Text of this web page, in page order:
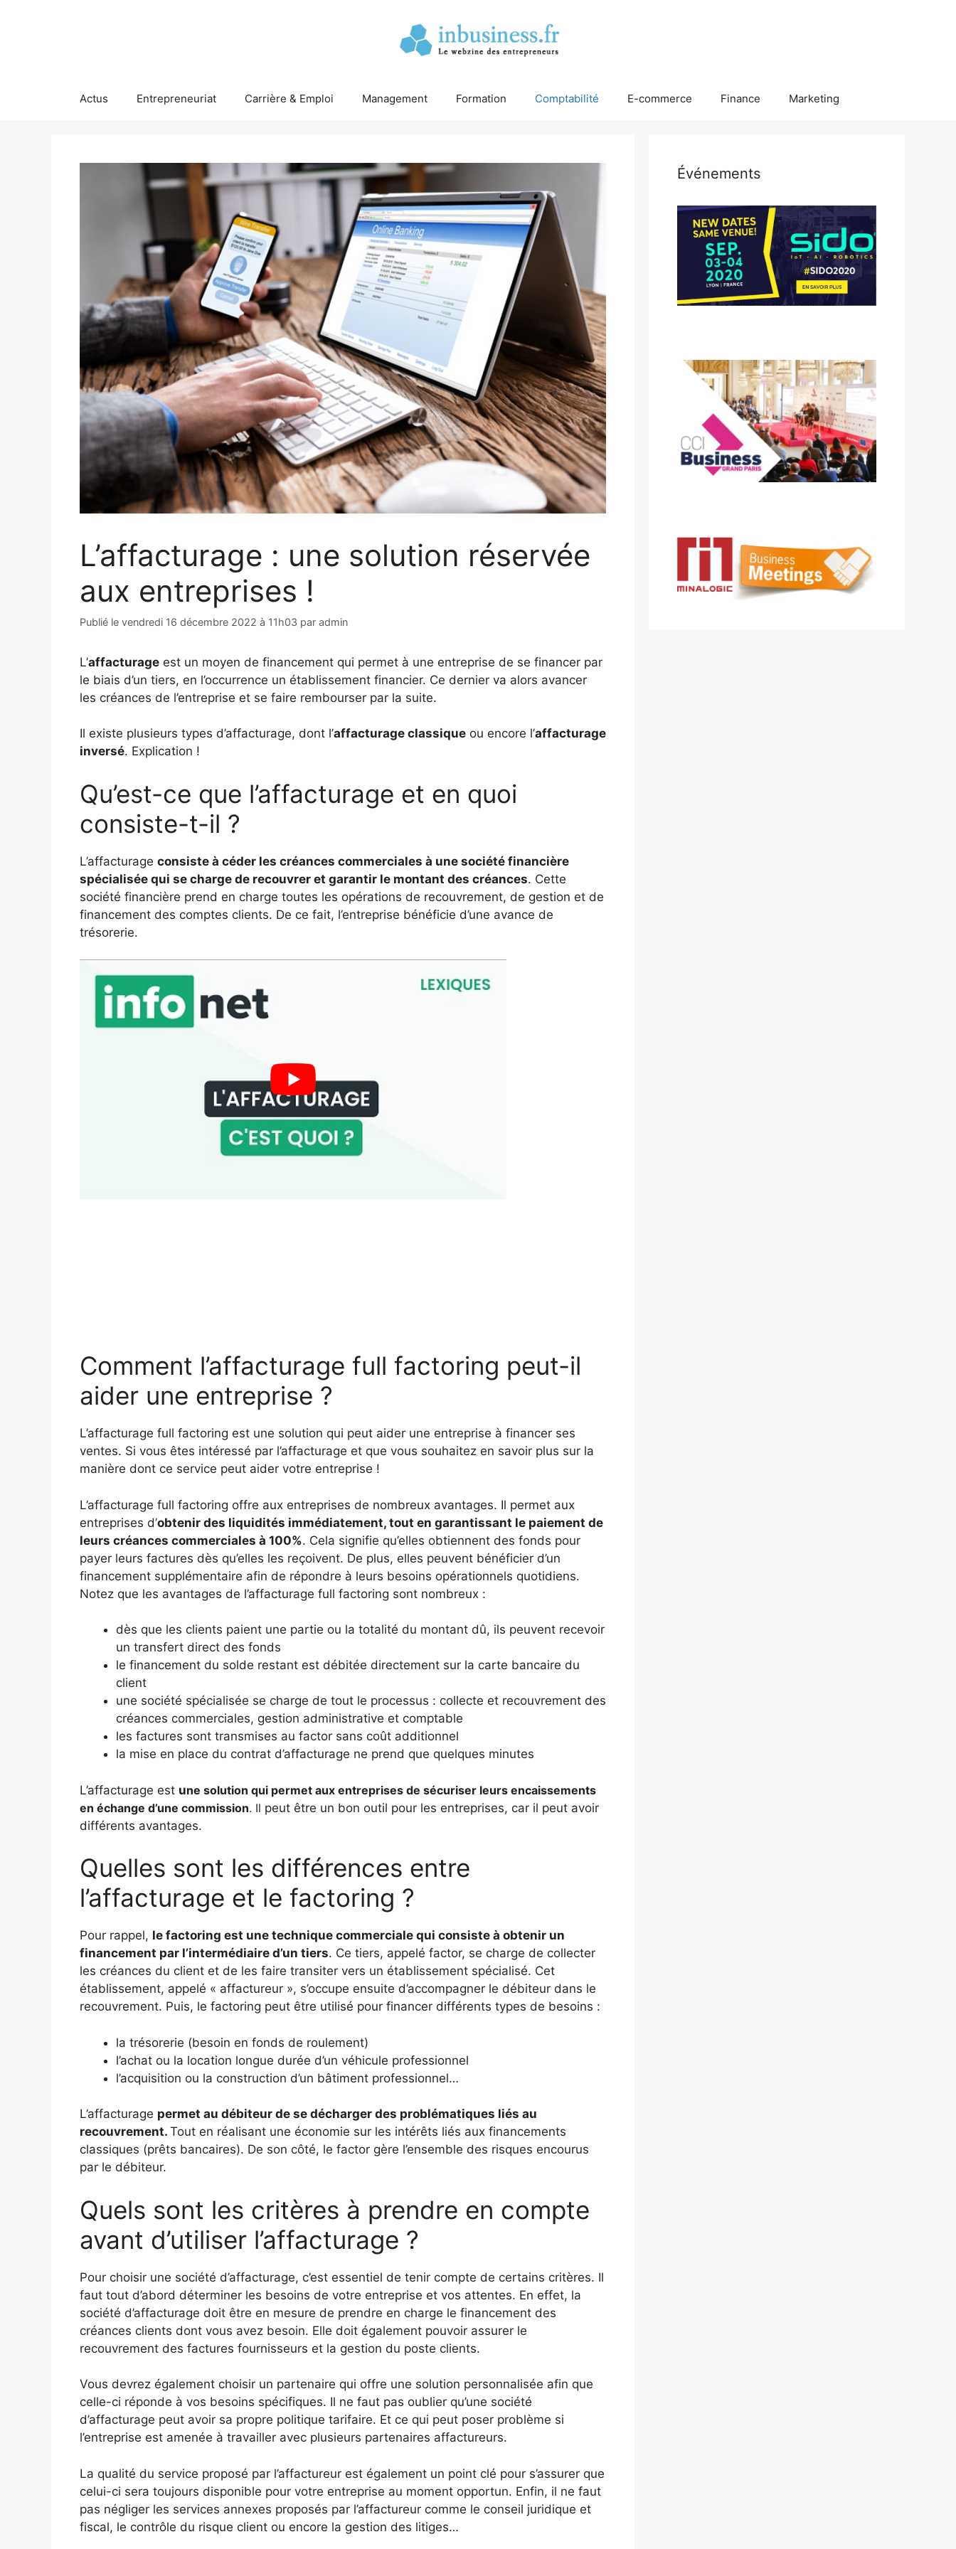
Actus Entrepreneuriat Carrière & Emploi Management Formation Comptabilité E-commerce Finance Marketing
L’affacturage : une solution réservée
aux entreprises !
Publié le vendredi 16 décembre 2022 à 11h03 par admin
L’affacturage est un moyen de financement qui permet à une entreprise de se financer par
le biais d’un tiers, en l’occurrence un établissement financier. Ce dernier va alors avancer
les créances de l’entreprise et se faire rembourser par la suite.
Il existe plusieurs types d’affacturage, dont l’affacturage classique ou encore l’affacturage
inversé. Explication !
Qu’est-ce que l’affacturage et en quoi
consiste-t-il ?
L’affacturage consiste à céder les créances commerciales à une société financière
spécialisée qui se charge de recouvrer et garantir le montant des créances. Cette
société financière prend en charge toutes les opérations de recouvrement, de gestion et de
financement des comptes clients. De ce fait, l’entreprise bénéficie d’une avance de
trésorerie.
Comment l’affacturage full factoring peut-il
aider une entreprise ?
L’affacturage full factoring est une solution qui peut aider une entreprise à financer ses
ventes. Si vous êtes intéressé par l’affacturage et que vous souhaitez en savoir plus sur la
manière dont ce service peut aider votre entreprise !
L’affacturage full factoring offre aux entreprises de nombreux avantages. Il permet aux
entreprises d’obtenir des liquidités immédiatement, tout en garantissant le paiement de
leurs créances commerciales à 100%. Cela signifie qu’elles obtiennent des fonds pour
payer leurs factures dès qu’elles les reçoivent. De plus, elles peuvent bénéficier d’un
financement supplémentaire afin de répondre à leurs besoins opérationnels quotidiens.
Notez que les avantages de l’affacturage full factoring sont nombreux :
dès que les clients paient une partie ou la totalité du montant dû, ils peuvent recevoir
un transfert direct des fonds
le financement du solde restant est débitée directement sur la carte bancaire du
client
une société spécialisée se charge de tout le processus : collecte et recouvrement des
créances commerciales, gestion administrative et comptable
les factures sont transmises au factor sans coût additionnel
la mise en place du contrat d’affacturage ne prend que quelques minutes
L’affacturage est une solution qui permet aux entreprises de sécuriser leurs encaissements
en échange d’une commission. Il peut être un bon outil pour les entreprises, car il peut avoir
différents avantages.
Quelles sont les différences entre
l’affacturage et le factoring ?
Pour rappel, le factoring est une technique commerciale qui consiste à obtenir un
financement par l’intermédiaire d’un tiers. Ce tiers, appelé factor, se charge de collecter
les créances du client et de les faire transiter vers un établissement spécialisé. Cet
établissement, appelé « affactureur », s’occupe ensuite d’accompagner le débiteur dans le
recouvrement. Puis, le factoring peut être utilisé pour financer différents types de besoins :
la trésorerie (besoin en fonds de roulement)
l’achat ou la location longue durée d’un véhicule professionnel
l’acquisition ou la construction d’un bâtiment professionnel…
L’affacturage permet au débiteur de se décharger des problématiques liés au
recouvrement. Tout en réalisant une économie sur les intérêts liés aux financements
classiques (prêts bancaires). De son côté, le factor gère l’ensemble des risques encourus
par le débiteur.
Quels sont les critères à prendre en compte
avant d’utiliser l’affacturage ?
Pour choisir une société d’affacturage, c’est essentiel de tenir compte de certains critères. Il
faut tout d’abord déterminer les besoins de votre entreprise et vos attentes. En effet, la
société d’affacturage doit être en mesure de prendre en charge le financement des
créances clients dont vous avez besoin. Elle doit également pouvoir assurer le
recouvrement des factures fournisseurs et la gestion du poste clients.
Vous devrez également choisir un partenaire qui offre une solution personnalisée afin que
celle-ci réponde à vos besoins spécifiques. Il ne faut pas oublier qu’une société
d’affacturage peut avoir sa propre politique tarifaire. Et ce qui peut poser problème si
l’entreprise est amenée à travailler avec plusieurs partenaires affactureurs.
La qualité du service proposé par l’affactureur est également un point clé pour s’assurer que
celui-ci sera toujours disponible pour votre entreprise au moment opportun. Enfin, il ne faut
pas négliger les services annexes proposés par l’affactureur comme le conseil juridique et
fiscal, le contrôle du risque client ou encore la gestion des litiges…
Événements